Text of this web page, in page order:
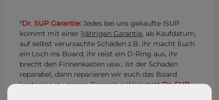
*Dr. SUP Garantie: Jedes bei uns gekaufte ISUP
kommt mit einer 1jährigen Garantie, ab Kaufdatum,
auf selbst verursachte Schäden z.B. ihr macht Euch
ein Loch ins Board, ihr reist ein D-Ring aus, ihr
brecht den Finnenkasten usw.. Ist der Schaden
reparabel, dann reparieren wir euch das Board
kostenlos in unserer Reparatur WerkstattDr. SUP.